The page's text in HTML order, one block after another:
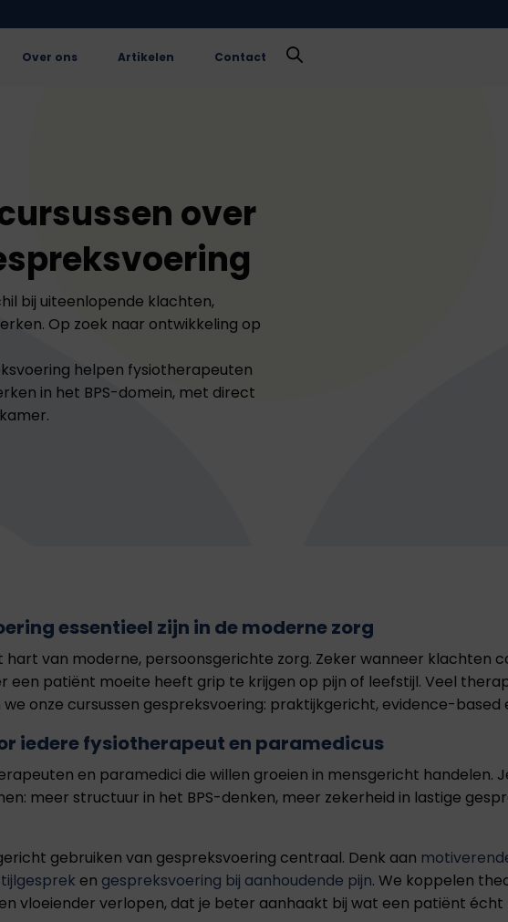
Over ons Artikelen Contact
over
bij uiteenlopende klachten,
Op zoek naar ontwikkeling op
helpen fysiotherapeuten
in het BPS-domein, met direct
essentieel zijn in de moderne zorg
van moderne, persoonsgerichte zorg. Zeker wanneer klachten
een patiënt moeite heeft grip te krijgen op pijn of leefstijl. Veel
onze cursussen gespreksvoering: praktijkgericht, evidence-
iedere fysiotherapeut en paramedicus
en paramedici die willen groeien in mensgericht handelen.
meer structuur in het BPS-denken, meer zekerheid in lastige
gebruiken van gespreksvoering centraal. Denk aan
en gespreksvoering bij aanhoudende pijn. We koppelen
vloeiender verlopen, dat je beter aanhaakt bij wat een patiënt